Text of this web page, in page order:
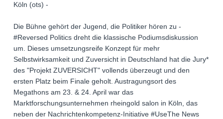
Köln (ots) -
Die Bühne gehört der Jugend, die Politiker hören zu -
#Reversed Politics dreht die klassische Podiumsdiskussion
um. Dieses umsetzungsreife Konzept für mehr
Selbstwirksamkeit und Zuversicht in Deutschland hat die Jury*
des "Projekt ZUVERSICHT" vollends überzeugt und den
ersten Platz beim Finale geholt. Austragungsort des
Megathons am 23. & 24. April war das
Marktforschungsunternehmen rheingold salon in Köln, das
neben der Nachrichtenkompetenz-Initiative #UseThe News